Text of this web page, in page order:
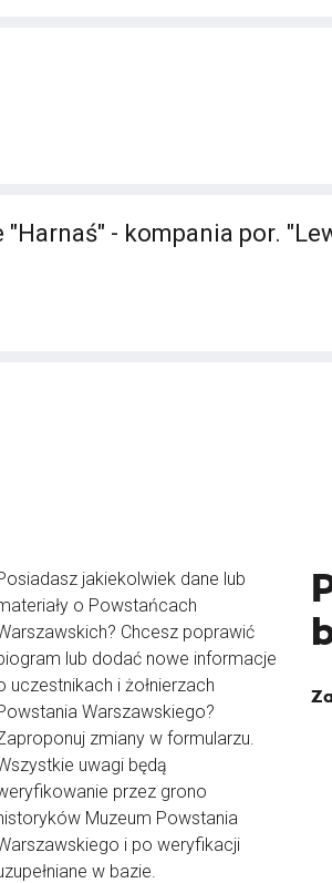
- kompania por.
jakiekolwiek dane lub
o Powstańcach
Chcesz poprawić
lub dodać nowe informacje
uczestnikach i żołnierzach
Warszawskiego?
zmiany w formularzu.
uwagi będą
przez grono
Muzeum Powstania
i po weryfikacji
w bazie.